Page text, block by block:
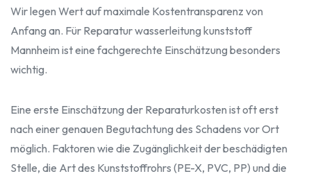
Wir legen Wert auf maximale Kostentransparenz von
Anfang an. Für Reparatur wasserleitung kunststoff
Mannheim ist eine fachgerechte Einschätzung besonders
wichtig.
Eine erste Einschätzung der Reparaturkosten ist oft erst
nach einer genauen Begutachtung des Schadens vor Ort
möglich. Faktoren wie die Zugänglichkeit der beschädigten
Stelle, die Art des Kunststoffrohrs (PE-X, PVC, PP) und die